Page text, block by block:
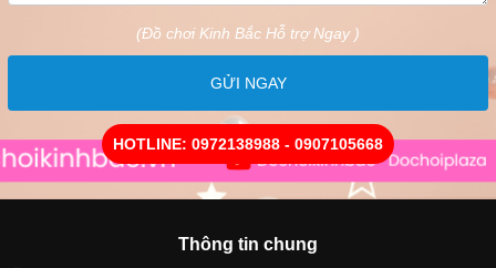
(Đồ chơi Kinh Bắc Hỗ trợ Ngay )
GỬI NGAY
HOTLINE: 0972138988 - 0907105668
Thông tin chung